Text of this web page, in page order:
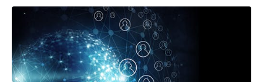
Ultime notizie Sociale